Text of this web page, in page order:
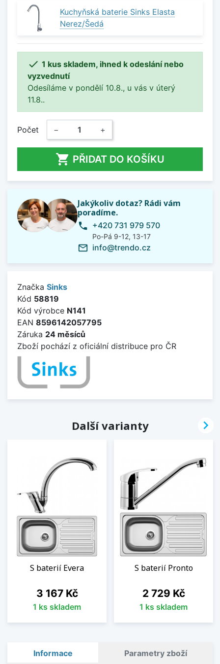
Kuchyňská baterie Sinks Elasta
Nerez/Šedá
 1 kus skladem, ihned k odeslání nebo
vyzvednutí
Odesíláme v pondělí 10.8., u vás v úterý
11.8..
Počet − +
 PŘIDAT DO KOŠÍKU
Jakýkoliv dotaz? Rádi vám
poradíme.
phone +420 731 979 570
Po-Pá 9-12, 13-17
mail_outline info@trendo.cz
Značka Sinks
Kód 58819
Kód výrobce N141
EAN 8596142057795
Záruka 24 měsíců
Zboží pochází z oficiální distribuce pro ČR
Další varianty
S baterií Evera
Cena
3 167 Kč
1 ks skladem
S baterií Pronto
Cena
2 729 Kč
1 ks skladem

Informace Parametry zboží